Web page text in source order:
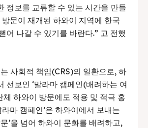
정보를 교류할 수 있는 시간을 만들
문이 재개된 하와이 지역에 한국
어 나갈 수 있기를 바란다.” 고 전했
사회적 책임(CRS)의 일환으로, 하
선보인 ‘말라마 캠페인(배려하는 여
체 하와이 방문에도 적용 및 적극 홍
라마 캠페인’은 하와이에서 보내는
’을 넘어 하와이 문화를 배려하고,